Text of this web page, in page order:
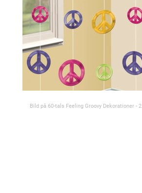
Bild på 60-tals Feeling Groovy Dekorationer -